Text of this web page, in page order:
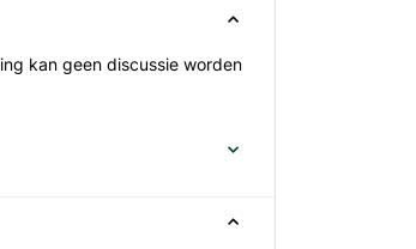
kan geen discussie worden